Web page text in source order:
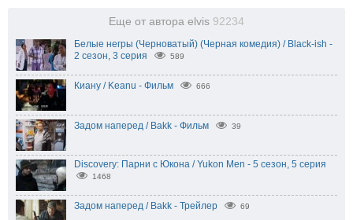
Еще от автора elvis 92234
Белые негры (Черноватый) (Черная комедия) / Black-ish -
2 сезон, 3 серия
589
Киану / Keanu - Фильм 666
Задом наперед / Bakk - Фильм 39
Discovery: Парни с Юкона / Yukon Men - 5 сезон, 5 серия
1468
Задом наперед / Bakk - Трейлер 69